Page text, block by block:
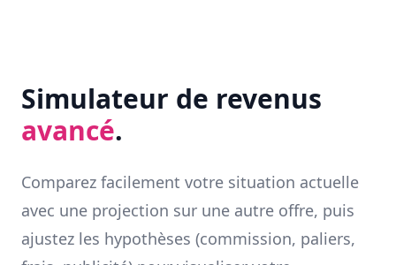
Simulateur de revenus
avancé.
Comparez facilement votre situation actuelle
avec une projection sur une autre offre, puis
ajustez les hypothèses (commission, paliers,